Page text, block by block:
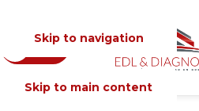
Skip to navigation
Skip to main content
MENU